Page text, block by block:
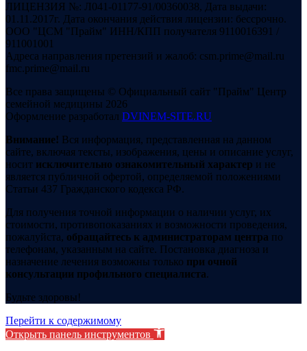
ЛИЦЕНЗИЯ №: Л041-01177-91/00360038, Дата выдачи:
01.11.2017г. Дата окончания действия лицензии: бессрочно.
ООО "ЦСМ "Прайм" ИНН/КПП получателя 9110016391 /
911001001
Адреса направления претензий и жалоб: csm.prime@mail.ru
fmc.prime@mail.ru
Все права защищены © Официальный сайт "Прайм" Центр
семейной медицины 2026
Оформление разработал DVINEM-SITE.RU
Внимание! Вся информация, представленная на данном
сайте, включая тексты, изображения, цены и описание услуг,
носит исключительно ознакомительный характер и не
является публичной офертой, определяемой положениями
Статьи 437 Гражданского кодекса РФ.
Для получения точной информации о наличии услуг, их
стоимости, противопоказаниях и возможности проведения,
пожалуйста, обращайтесь к администраторам центра по
телефонам, указанным на сайте. Постановка диагноза и
назначение лечения возможны только при очной
консультации профильного специалиста.
Будьте здоровы!
Перейти к содержимому
Открыть панель инструментов